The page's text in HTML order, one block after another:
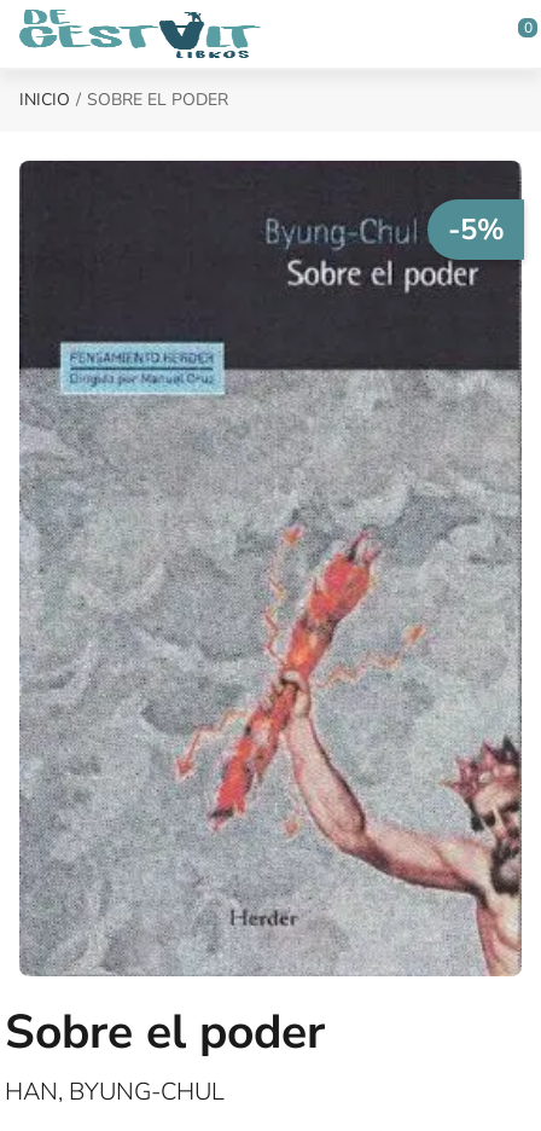
Saltar al contenido principal
0
INICIO SOBRE EL PODER
-5%
Sobre el poder
HAN, BYUNG-CHUL